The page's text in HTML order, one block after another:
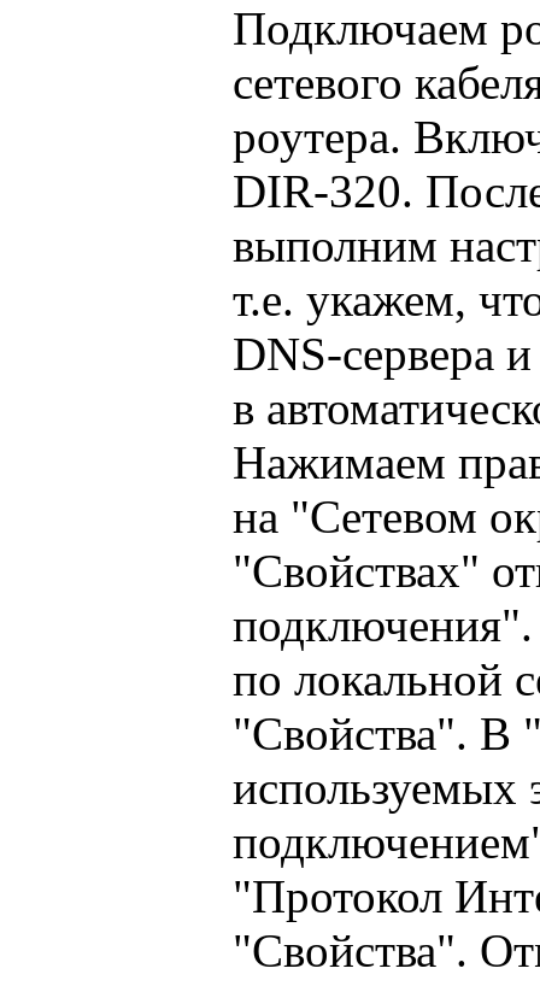
Подключаем
сетевого
роутера.
DIR-320.
выполним
т.е. укажем,
DNS-сервера
в
Нажимаем
на "Сетевом
"Свойствах"
по локальной
"Свойства". В
используемых
"Протокол
"Свойства".